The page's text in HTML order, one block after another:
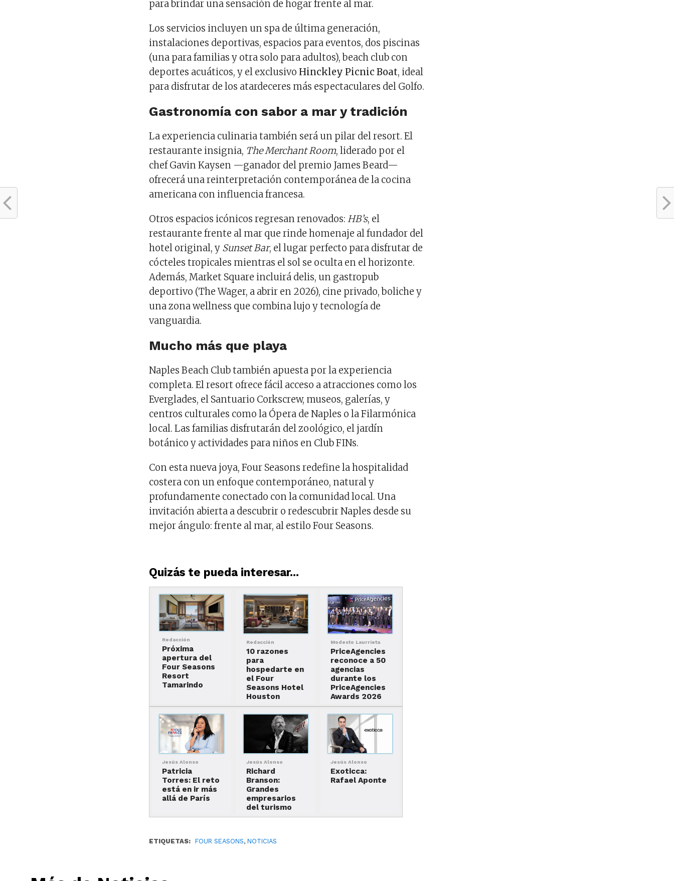
para brindar una sensación de hogar frente al mar.
Los servicios incluyen un spa de última generación,
instalaciones deportivas, espacios para eventos, dos piscinas
(una para familias y otra solo para adultos), beach club con
deportes acuáticos, y el exclusivo Hinckley Picnic Boat, ideal
para disfrutar de los atardeceres más espectaculares del Golfo.
Gastronomía con sabor a mar y tradición
La experiencia culinaria también será un pilar del resort. El
restaurante insignia, The Merchant Room, liderado por el
chef Gavin Kaysen —ganador del premio James Beard—
ofrecerá una reinterpretación contemporánea de la cocina
americana con influencia francesa.
Otros espacios icónicos regresan renovados:HB’s, el
restaurante frente al mar que rinde homenaje al fundador del
hotel original, y Sunset Bar, el lugar perfecto para disfrutar de
cócteles tropicales mientras el sol se oculta en el horizonte.
Además, Market Square incluirá delis, un gastropub
deportivo (The Wager, a abrir en 2026), cine privado, boliche y
una zona wellness que combina lujo y tecnología de
vanguardia.
Mucho más que playa
Naples Beach Club también apuesta por la experiencia
completa. El resort ofrece fácil acceso a atracciones como los
Everglades, el Santuario Corkscrew, museos, galerías, y
centros culturales como la Ópera de Naples o la Filarmónica
local. Las familias disfrutarán del zoológico, el jardín
botánico y actividades para niños en Club FINs.
Con esta nueva joya, Four Seasons redefine la hospitalidad
costera con un enfoque contemporáneo, natural y
profundamente conectado con la comunidad local. Una
invitación abierta a descubrir o redescubrir Naples desde su
mejor ángulo: frente al mar, al estilo Four Seasons.
Quizás te pueda interesar...
Redacción
Próxima
apertura del
Four Seasons
Resort
Tamarindo
Redacción
10 razones
para
hospedarte en
el Four
Seasons Hotel
Houston
Modesto Laurrieta
PriceAgencies
reconoce a 50
agencias
durante los
PriceAgencies
Awards 2026
Jesús Alonso
Patricia
Torres: El reto
está en ir más
allá de París
Jesús Alonso
Richard
Branson:
Grandes
empresarios
del turismo
Jesús Alonso
Exoticca:
Rafael Aponte
ETIQUETAS: FOUR SEASONS,NOTICIAS